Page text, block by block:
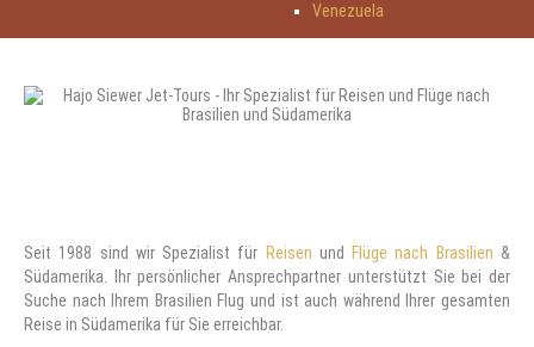
Venezuela
Seit 1988 sind wir Spezialist für Reisen und Flüge nach Brasilien &
Südamerika. Ihr persönlicher Ansprechpartner unterstützt Sie bei der
Suche nach Ihrem Brasilien Flug und ist auch während Ihrer gesamten
Reise in Südamerika für Sie erreichbar.